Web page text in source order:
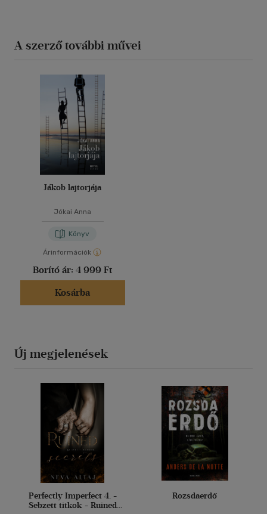
A szerző további művei
Jákob lajtorjája
Jókai Anna
Könyv
Árinformációk
Borító ár: 4 999 Ft
Kosárba
Új megjelenések
Perfectly Imperfect 4. -
Sebzett titkok - Ruined
Rozsdaerdő